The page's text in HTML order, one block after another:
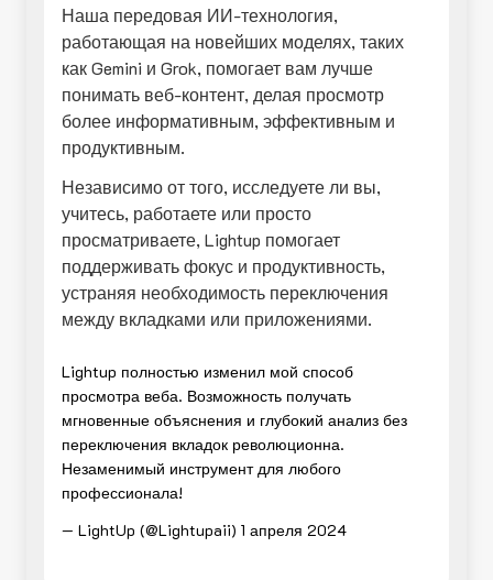
Наша передовая ИИ-технология,
работающая на новейших моделях, таких
как Gemini и Grok, помогает вам лучше
понимать веб-контент, делая просмотр
более информативным, эффективным и
продуктивным.
Независимо от того, исследуете ли вы,
учитесь, работаете или просто
просматриваете, Lightup помогает
поддерживать фокус и продуктивность,
устраняя необходимость переключения
между вкладками или приложениями.
Lightup полностью изменил мой способ
просмотра веба. Возможность получать
мгновенные объяснения и глубокий анализ без
переключения вкладок революционна.
Незаменимый инструмент для любого
профессионала!
— LightUp (@Lightupaii) 1 апреля 2024